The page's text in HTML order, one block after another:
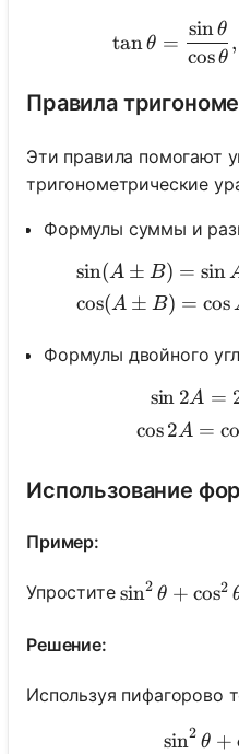
tanθ =
cosθ
sinθ
,
Правила
Эти правила помогают
тригонометрические
Формулы суммы и
sin(A ± B) = sin
cos(A ± B) = cos
Формулы двойного
sin 2A =
cos2A =
Использование
Пример:
Упростите\sin ^2
sin2 θ + cos2
Решение:
Используя пифагорово
sin2 θ +